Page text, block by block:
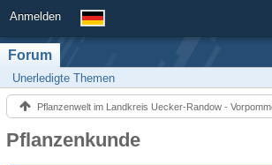
Anmelden
Forum
Unerledigte Themen
Pflanzenwelt im Landkreis Uecker-Randow -
Pflanzenkunde